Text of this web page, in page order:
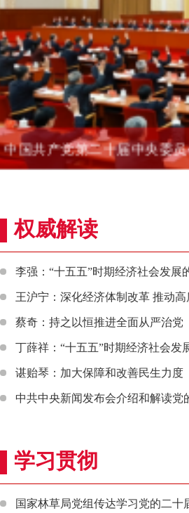
中国共产党第二十届中央委
权威解读
李强：“十五五”时期经济社会发展
王沪宁：深化经济体制改革 推动高
蔡奇：持之以恒推进全面从严治党
丁薛祥：“十五五”时期经济社会发
谌贻琴：加大保障和改善民生力度
中共中央新闻发布会介绍和解读党
学习贯彻
国家林草局党组传达学习党的二十